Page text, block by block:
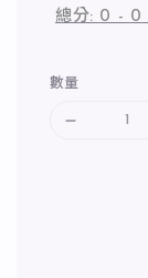
總分: 0 - 0
數量